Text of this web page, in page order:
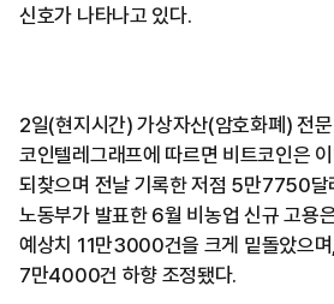
신호가 나타나고 있다.
2일(현지시간) 가상자산(암호화폐) 전문
코인텔레그래프에 따르면 비트코인은
되찾으며 전날 기록한 저점 5만7750달
노동부가 발표한 6월 비농업 신규 고
예상치 11만3000건을 크게 밑돌았으
7만4000건 하향 조정됐다.